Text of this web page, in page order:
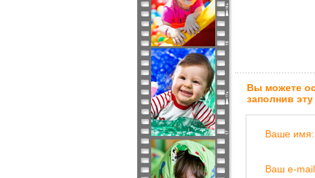
Вы можете
заполнив
Ваше имя:
Ваш e-